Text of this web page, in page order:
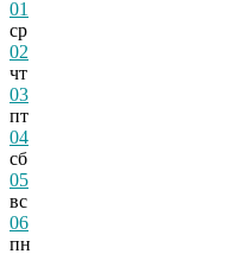
01
ср
02
чт
03
пт
04
сб
05
вс
06
пн